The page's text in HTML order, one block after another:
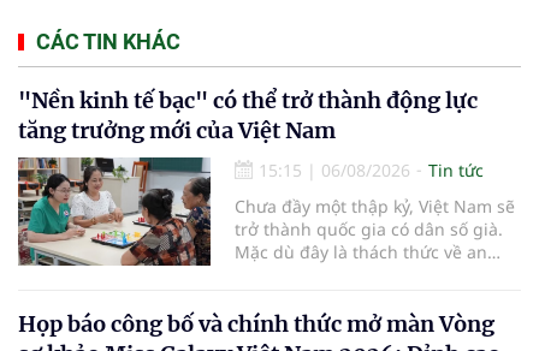
CÁC TIN KHÁC
"Nền kinh tế bạc" có thể trở thành động lực
tăng trưởng mới của Việt Nam
15:15 | 06/08/2026
Tin tức
Chưa đầy một thập kỷ, Việt Nam sẽ
trở thành quốc gia có dân số già.
Mặc dù đây là thách thức về an
có giá trị hàng tỷ USD.
Họp báo công bố và chính thức mở màn Vòng